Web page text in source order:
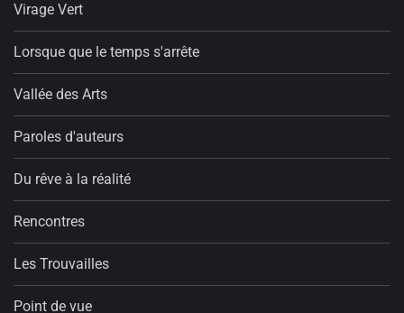
Virage Vert
Lorsque que le temps s'arrête
Vallée des Arts
Paroles d'auteurs
Du rêve à la réalité
Rencontres
Les Trouvailles
Point de vue